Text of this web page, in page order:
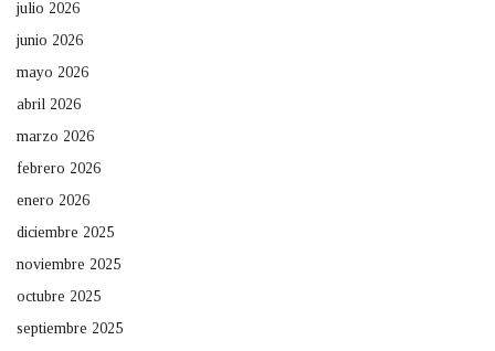
julio 2026
junio 2026
mayo 2026
abril 2026
marzo 2026
febrero 2026
enero 2026
diciembre 2025
noviembre 2025
octubre 2025
septiembre 2025